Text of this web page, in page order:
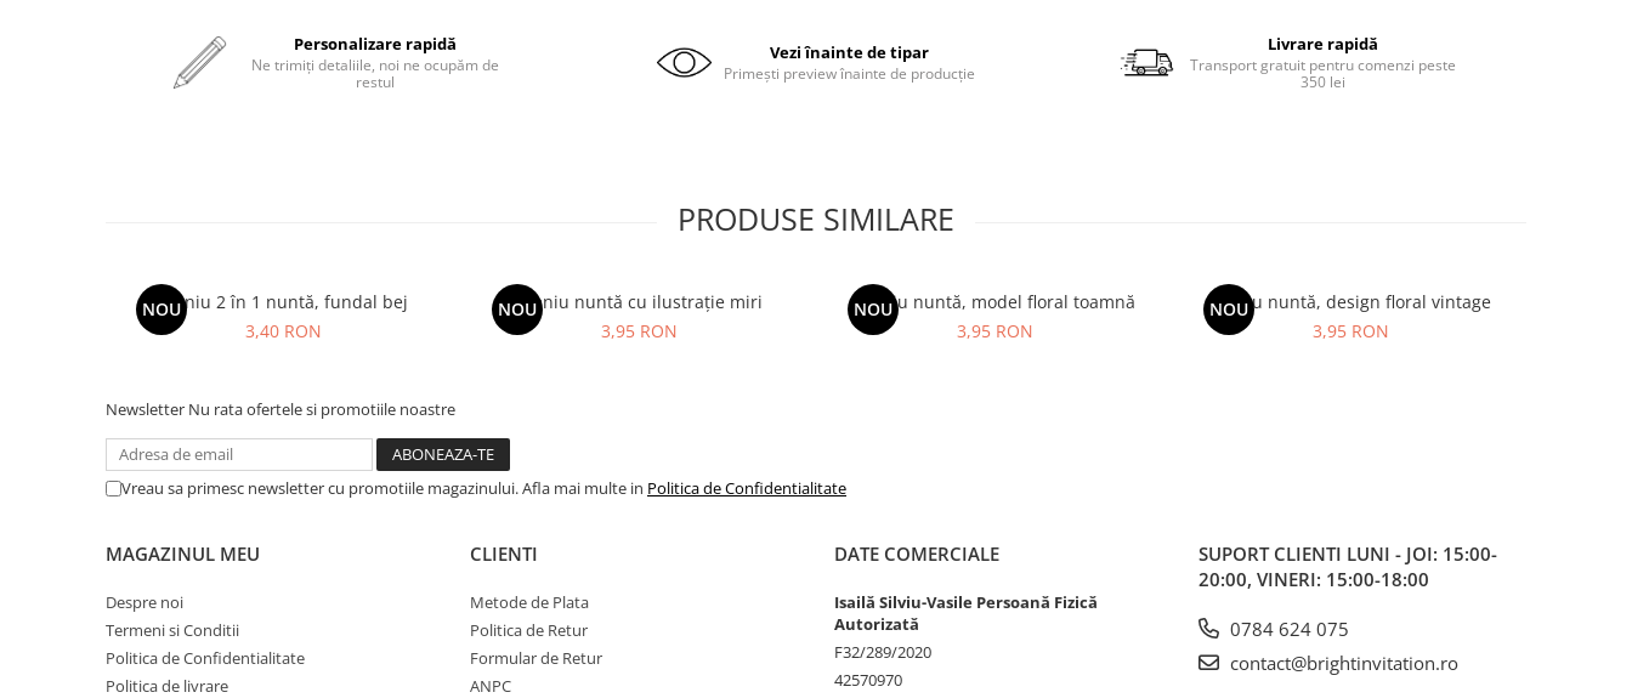
Personalizare rapidă
Ne trimiți detaliile, noi ne ocupăm de
restul
Vezi înainte de tipar
Primești preview înainte de producție
Livrare rapidă
Transport gratuit pentru comenzi peste
350 lei
PRODUSE SIMILARE
NOU
Meniu 2 în 1 nuntă, fundal bej
3,40 RON
NOUMeniu nuntă cu ilustrație miri
3,95 RON
NOU
Meniu nuntă, model floral toamnă
3,95 RON
NOU
Meniu nuntă, design floral vintage
3,95 RON
Newsletter Nu rata ofertele si promotiile noastre
Vreau sa primesc newsletter cu promotiile magazinului. Afla mai multe in Politica de Confidentialitate
MAGAZINUL MEU
Despre noi
Termeni si Conditii
Politica de Confidentialitate
Politica de livrare
CLIENTI
Metode de Plata
Politica de Retur
Formular de Retur
ANPC
DATE COMERCIALE
Isailă Silviu-Vasile Persoană Fizică
Autorizată
F32/289/2020
42570970
SUPORT CLIENTI LUNI - JOI: 15:00-
20:00, VINERI: 15:00-18:00
0784 624 075
contact@brightinvitation.ro